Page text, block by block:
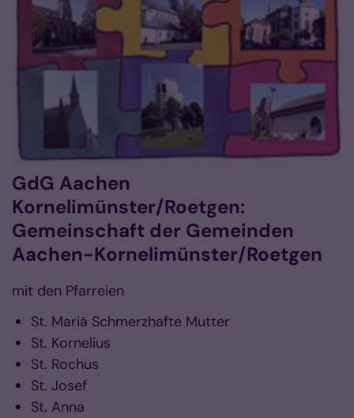
GdG Aachen
Kornelimünster/Roetgen:
Gemeinschaft der Gemeinden
Aachen-Kornelimünster/Roetgen
mit den Pfarreien
St. Mariä Schmerzhafte Mutter
St. Kornelius
St. Rochus
St. Josef
St. Anna